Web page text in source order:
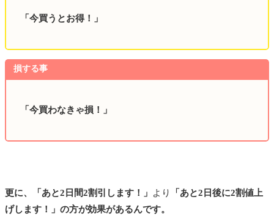
「今買うとお得！」
損する事
「今買わなきゃ損！」
更に、「あと2日間2割引します！」 より
「あと2日後に2割値上
げします！」の方が効果があるんです。